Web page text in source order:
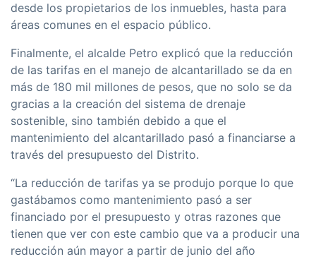
desde los propietarios de los inmuebles, hasta para
áreas comunes en el espacio público.
Finalmente, el alcalde Petro explicó que la reducción
de las tarifas en el manejo de alcantarillado se da en
más de 180 mil millones de pesos, que no solo se da
gracias a la creación del sistema de drenaje
sostenible, sino también debido a que el
mantenimiento del alcantarillado pasó a financiarse a
través del presupuesto del Distrito.
“La reducción de tarifas ya se produjo porque lo que
gastábamos como mantenimiento pasó a ser
financiado por el presupuesto y otras razones que
tienen que ver con este cambio que va a producir una
reducción aún mayor a partir de junio del año